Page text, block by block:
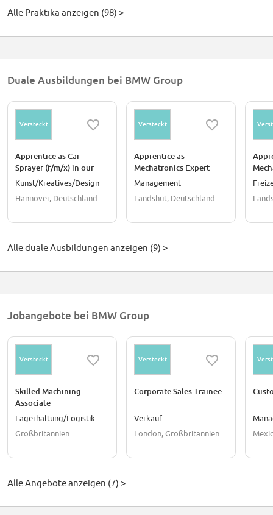
Alle Praktika anzeigen (98) >
Duale Ausbildungen bei BMW Group
Versteckt
Apprentice as Car
Sprayer (f/m/x) in our
dealership 1 1
Kunst/Kreatives/Design
Hannover, Deutschland
Versteckt
Apprentice as
Mechatronics Expert
(f/m/x) in our plant 1 1 1
Management
Landshut, Deutschland
plant
Alle duale Ausbildungen anzeigen (9) >
Jobangebote bei BMW Group
Versteckt
Skilled Machining
Associate
Lagerhaltung/Logistik
Großbritannien
Versteckt
Corporate Sales Trainee
Verkauf
London, Großbritannien
Alle Angebote anzeigen (7) >